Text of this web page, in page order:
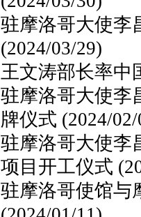
驻摩洛哥大使李
(2024/03/29)
王文涛部长率中
驻摩洛哥大使李
牌仪式 (2024/
驻摩洛哥大使李
项目开工仪式
驻摩洛哥使馆与